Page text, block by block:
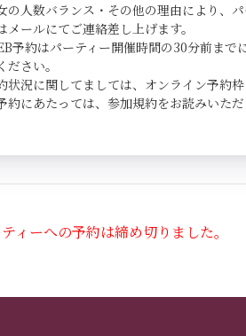
の人数バランス・その他の理由により、
メールにてご連絡差し上げます。
予約はパーティー開催時間の30分前まで
ださい。
状況に関してましては、オンライン予約
にあたっては、参加規約をお読みいただ
ィーへの予約は締め切りました。